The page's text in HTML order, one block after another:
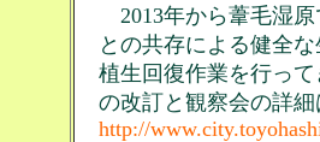
2013年から葦毛湿
との共存による健全
植生回復作業を行っ
の改訂と観察会の詳
http://